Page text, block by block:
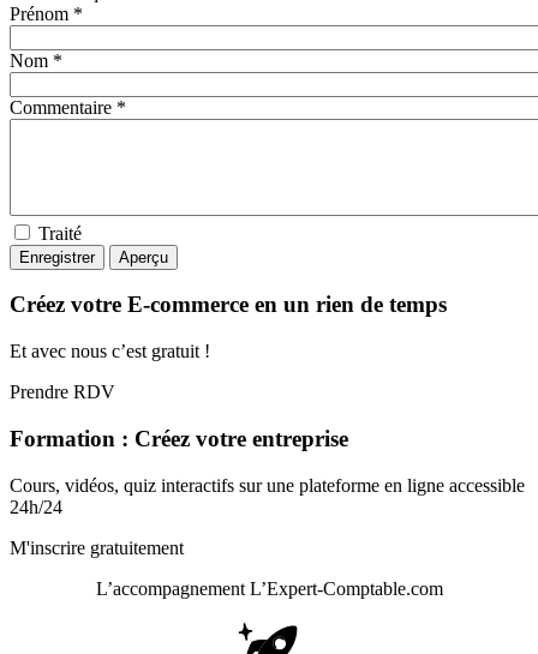
Prénom *
Nom *
Commentaire *
Traité
Créez votre E-commerce en un rien de temps
Et avec nous c’est gratuit !
Prendre RDV
Formation : Créez votre entreprise
Cours, vidéos, quiz interactifs sur une plateforme en ligne accessible
24h/24
M'inscrire gratuitement
L’accompagnement L’Expert-Comptable.com